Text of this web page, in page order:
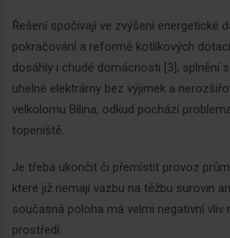
Řešení spočívají ve zvýšení energetické
pokračování a reformě kotlíkových
dosáhly i chudé domácnosti [3], splnění
uhelné elektrárny bez výjimek a
velkolomu Bílina, odkud pochází
topeniště.
Je třeba ukončit či přemístit provoz
které již nemají vazbu na těžbu surovin
současná poloha má velmi negativní vliv
prostředí.